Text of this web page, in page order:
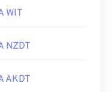
WIT
NZDT
AKDT